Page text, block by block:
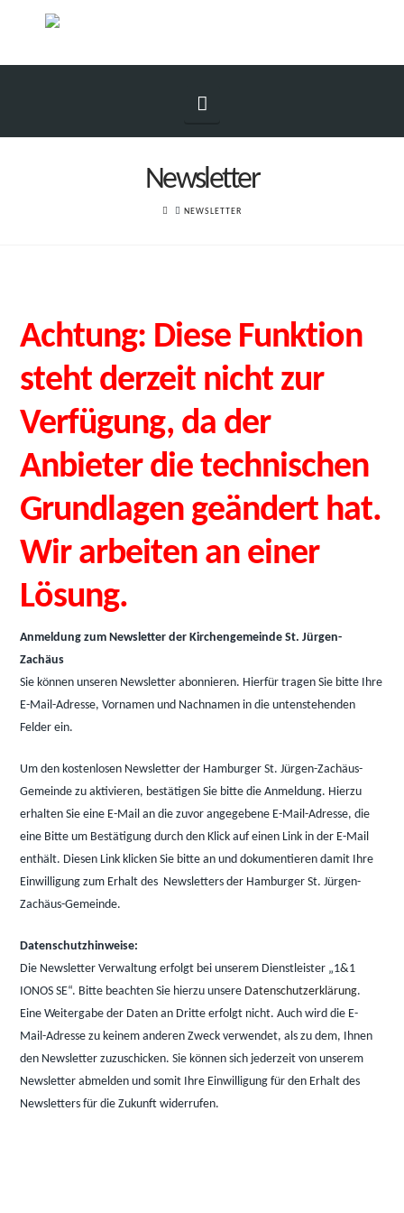
Newsletter
HOMENEWSLETTER
Achtung: Diese Funktion
steht derzeit nicht zur
Verfügung, da der
Anbieter die technischen
Grundlagen geändert hat.
Wir arbeiten an einer
Lösung.
Anmeldung zum Newsletter der Kirchengemeinde St. Jürgen-
Zachäus
Sie können unseren Newsletter abonnieren. Hierfür tragen Sie bitte Ihre
E-Mail-Adresse, Vornamen und Nachnamen in die untenstehenden
Felder ein.
Um den kostenlosen Newsletter der Hamburger St. Jürgen-Zachäus-
Gemeinde zu aktivieren, bestätigen Sie bitte die Anmeldung. Hierzu
erhalten Sie eine E-Mail an die zuvor angegebene E-Mail-Adresse, die
eine Bitte um Bestätigung durch den Klick auf einen Link in der E-Mail
enthält. Diesen Link klicken Sie bitte an und dokumentieren damit Ihre
Einwilligung zum Erhalt des Newsletters der Hamburger St. Jürgen-
Zachäus-Gemeinde.
Datenschutzhinweise:
Die Newsletter Verwaltung erfolgt bei unserem Dienstleister „1&1
IONOS SE“. Bitte beachten Sie hierzu unsere Datenschutzerklärung.
Eine Weitergabe der Daten an Dritte erfolgt nicht. Auch wird die E-
Mail-Adresse zu keinem anderen Zweck verwendet, als zu dem, Ihnen
den Newsletter zuzuschicken. Sie können sich jederzeit von unserem
Newsletter abmelden und somit Ihre Einwilligung für den Erhalt des
Newsletters für die Zukunft widerrufen.